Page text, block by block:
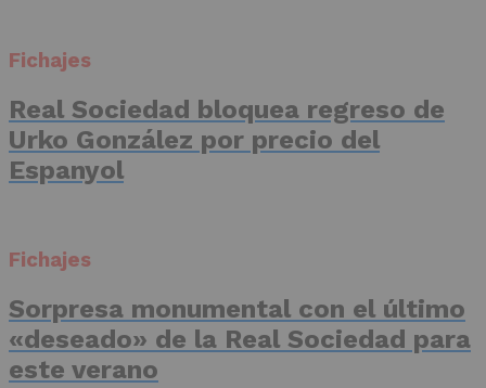
Fichajes
Real Sociedad bloquea regreso de
Urko González por precio del
Espanyol
Fichajes
Sorpresa monumental con el último
«deseado» de la Real Sociedad para
este verano